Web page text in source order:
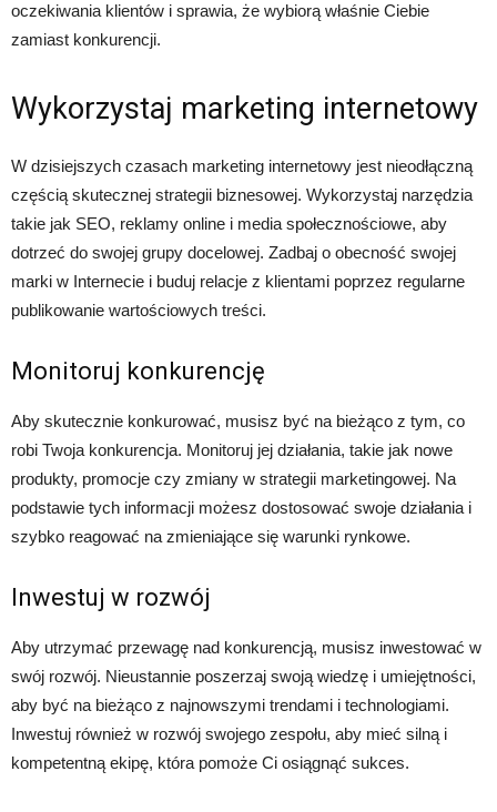
oczekiwania klientów i sprawia, że wybiorą właśnie Ciebie
zamiast konkurencji.
Wykorzystaj marketing internetowy
W dzisiejszych czasach marketing internetowy jest nieodłączną
częścią skutecznej strategii biznesowej. Wykorzystaj narzędzia
takie jak SEO, reklamy online i media społecznościowe, aby
dotrzeć do swojej grupy docelowej. Zadbaj o obecność swojej
marki w Internecie i buduj relacje z klientami poprzez regularne
publikowanie wartościowych treści.
Monitoruj konkurencję
Aby skutecznie konkurować, musisz być na bieżąco z tym, co
robi Twoja konkurencja. Monitoruj jej działania, takie jak nowe
produkty, promocje czy zmiany w strategii marketingowej. Na
podstawie tych informacji możesz dostosować swoje działania i
szybko reagować na zmieniające się warunki rynkowe.
Inwestuj w rozwój
Aby utrzymać przewagę nad konkurencją, musisz inwestować w
swój rozwój. Nieustannie poszerzaj swoją wiedzę i umiejętności,
aby być na bieżąco z najnowszymi trendami i technologiami.
Inwestuj również w rozwój swojego zespołu, aby mieć silną i
kompetentną ekipę, która pomoże Ci osiągnąć sukces.